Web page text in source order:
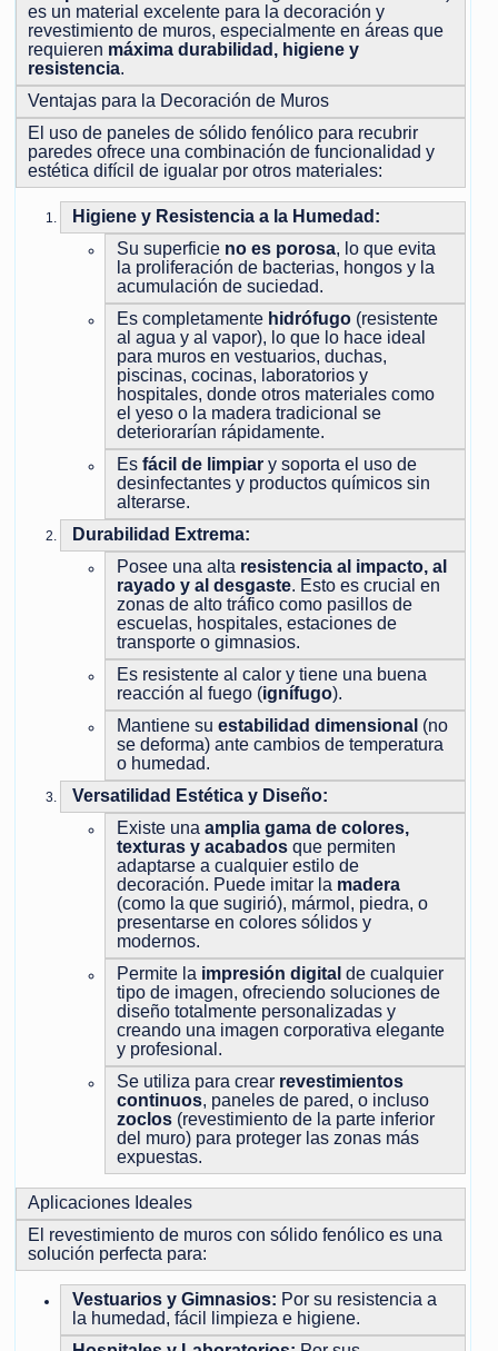
es un material excelente para la decoración y
revestimiento de muros, especialmente en áreas que
requieren máxima durabilidad, higiene y
resistencia.
Ventajas para la Decoración de Muros
El uso de paneles de sólido fenólico para recubrir
paredes ofrece una combinación de funcionalidad y
estética difícil de igualar por otros materiales:
Higiene y Resistencia a la Humedad:
Su superficie no es porosa, lo que evita
la proliferación de bacterias, hongos y la
acumulación de suciedad.
Es completamente hidrófugo (resistente
al agua y al vapor), lo que lo hace ideal
para muros en vestuarios, duchas,
piscinas, cocinas, laboratorios y
hospitales, donde otros materiales como
el yeso o la madera tradicional se
deteriorarían rápidamente.
Esfácil de limpiar y soporta el uso de
desinfectantes y productos químicos sin
alterarse.
Durabilidad Extrema:
Posee una alta resistencia al impacto, al
rayado y al desgaste. Esto es crucial en
zonas de alto tráfico como pasillos de
escuelas, hospitales, estaciones de
transporte o gimnasios.
Es resistente al calor y tiene una buena
reacción al fuego (ignífugo).
Mantiene suestabilidad dimensional (no
se deforma) ante cambios de temperatura
o humedad.
Versatilidad Estética y Diseño:
Existe unaamplia gama de colores,
texturas y acabados que permiten
adaptarse a cualquier estilo de
decoración. Puede imitar la madera
(como la que sugirió), mármol, piedra, o
presentarse en colores sólidos y
modernos.
Permite la impresión digital de cualquier
tipo de imagen, ofreciendo soluciones de
diseño totalmente personalizadas y
creando una imagen corporativa elegante
y profesional.
Se utiliza para crear revestimientos
continuos, paneles de pared, o incluso
zoclos (revestimiento de la parte inferior
del muro) para proteger las zonas más
expuestas.
Aplicaciones Ideales
El revestimiento de muros con sólido fenólico es una
solución perfecta para:
Vestuarios y Gimnasios: Por su resistencia a
la humedad, fácil limpieza e higiene.